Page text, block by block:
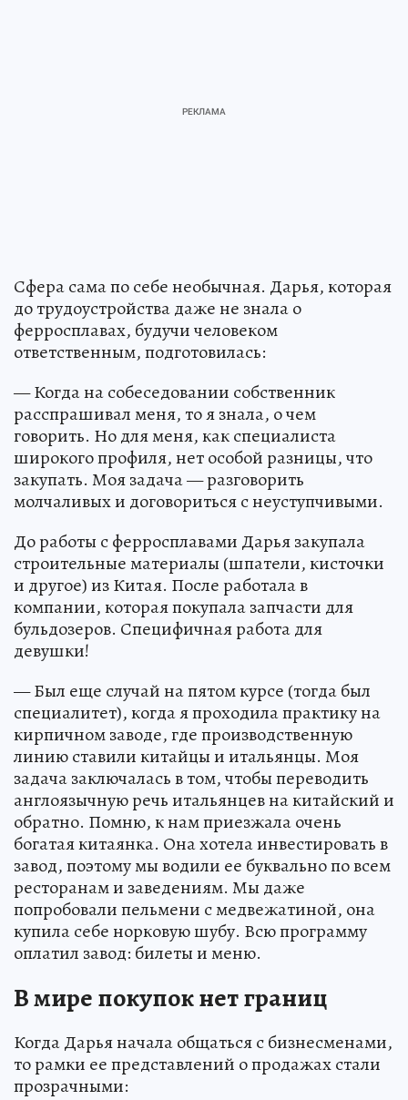
Сфера сама по себе необычная. Дарья, которая
до трудоустройства даже не знала о
ферросплавах, будучи человеком
ответственным, подготовилась:
— Когда на собеседовании собственник
расспрашивал меня, то я знала, о чем
говорить. Но для меня, как специалиста
широкого профиля, нет особой разницы, что
закупать. Моя задача — разговорить
молчаливых и договориться с неуступчивыми.
До работы с ферросплавами Дарья закупала
строительные материалы (шпатели, кисточки
и другое) из Китая. После работала в
компании, которая покупала запчасти для
бульдозеров. Специфичная работа для
девушки!
— Был еще случай на пятом курсе (тогда был
специалитет), когда я проходила практику на
кирпичном заводе, где производственную
линию ставили китайцы и итальянцы. Моя
задача заключалась в том, чтобы переводить
англоязычную речь итальянцев на китайский и
обратно. Помню, к нам приезжала очень
богатая китаянка. Она хотела инвестировать в
завод, поэтому мы водили ее буквально по всем
ресторанам и заведениям. Мы даже
попробовали пельмени с медвежатиной, она
купила себе норковую шубу. Всю программу
оплатил завод: билеты и меню.
В мире покупок нет границ
Когда Дарья начала общаться с бизнесменами,
то рамки ее представлений о продажах стали
прозрачными: